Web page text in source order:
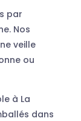
par
Nos
veille
ou
à La
dans